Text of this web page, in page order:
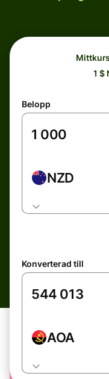
1 $
Belopp
NZD
Konverterad till
AOA